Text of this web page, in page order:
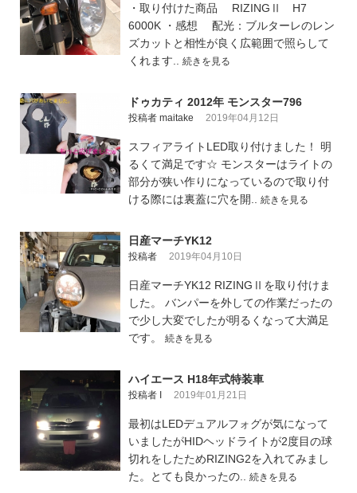
・取り付けた商品 RIZINGⅡ H7
6000K ・感想 配光：ブルターレのレン
ズカットと相性が良く広範囲で照らして
くれます.. 続きを見る
ドゥカティ 2012年 モンスター796
投稿者 maitake 2019年04月12日
スフィアライトLED取り付けました！ 明
るくて満足です☆ モンスターはライトの
部分が狭い作りになっているので取り付
ける際には裏蓋に穴を開.. 続きを見る
日産マーチYK12
投稿者 2019年04月10日
日産マーチYK12 RIZINGⅡを取り付けま
した。 バンパーを外しての作業だったの
で少し大変でしたが明るくなって大満足
です。 続きを見る
ハイエース H18年式特装車
投稿者 I 2019年01月21日
最初はLEDデュアルフォグが気になって
いましたがHIDヘッドライトが2度目の球
切れをしたためRIZING2を入れてみまし
た。とても良かったの.. 続きを見る